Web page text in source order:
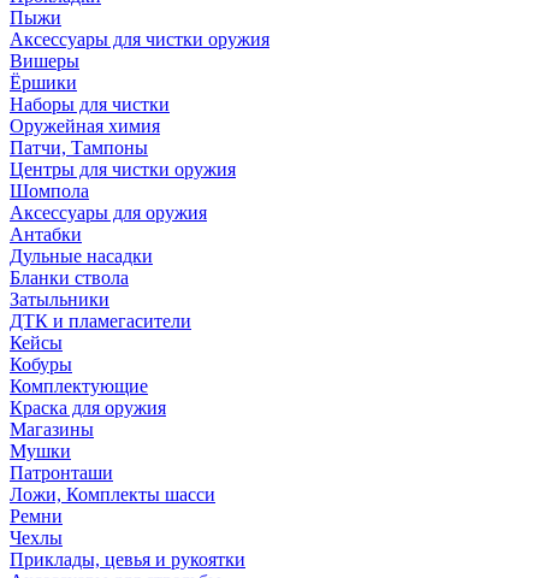
Пыжи
Аксессуары для чистки оружия
Вишеры
Ёршики
Наборы для чистки
Оружейная химия
Патчи, Тампоны
Центры для чистки оружия
Шомпола
Аксессуары для оружия
Антабки
Дульные насадки
Бланки ствола
Затыльники
ДТК и пламегасители
Кейсы
Кобуры
Комплектующие
Краска для оружия
Магазины
Мушки
Патронташи
Ложи, Комплекты шасси
Ремни
Чехлы
Приклады, цевья и рукоятки